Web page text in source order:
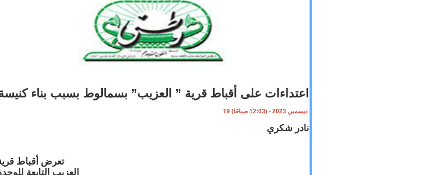
اعتداءات على أقباط قرية ” العزيب” بسمالوط بسبب بناء
19 ديسمبر, 2023 - (12:03 صباحًا)
نادر شكري
تعرض أقباط
العزيب التابعة